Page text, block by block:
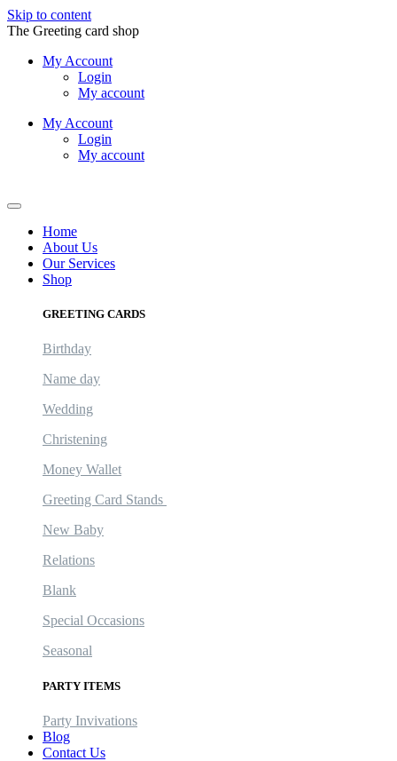
Skip to content
The Greeting card shop
My Account
Login
My account
My Account
Login
My account
Home
About Us
Our Services
Shop
GREETING CARDS
Birthday
Name day
Wedding
Christening
Money Wallet
Greeting Card Stands
New Baby
Relations
Blank
Special Occasions
Seasonal
PARTY ITEMS
Party Invivations
Blog
Contact Us